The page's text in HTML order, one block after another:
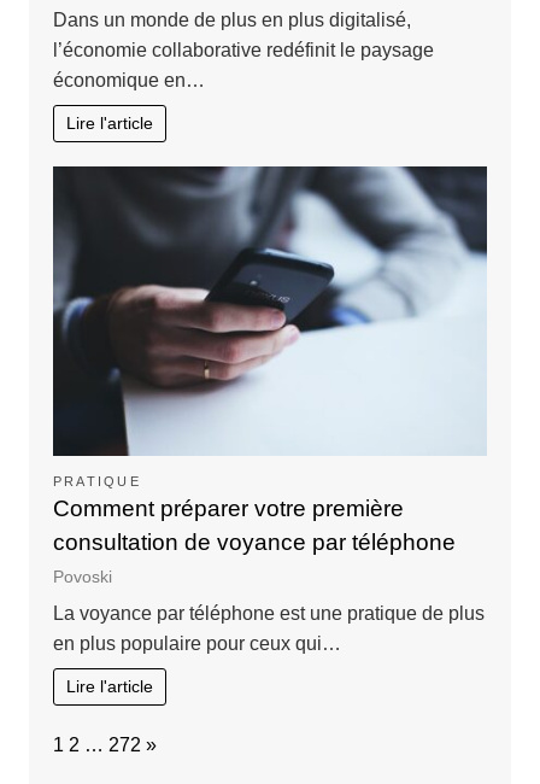
Dans un monde de plus en plus digitalisé,
l’économie collaborative redéfinit le paysage
économique en…
Lire l'article
PRATIQUE
Comment préparer votre première
consultation de voyance par téléphone
Povoski
La voyance par téléphone est une pratique de plus
en plus populaire pour ceux qui…
Lire l'article
Page:
1 2 … 272 Next
»